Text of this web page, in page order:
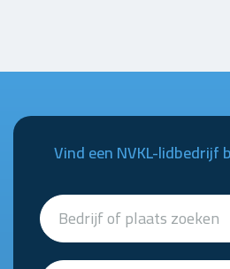
Vind een NVKL-lidbedrijf